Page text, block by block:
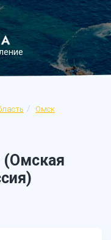
Омск
(Омская